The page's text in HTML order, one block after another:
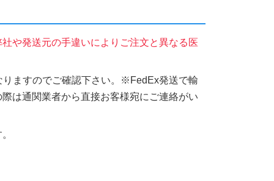
や発送元の手違いによりご注文と異なる医
ますのでご確認下さい。※FedEx発送で輸
は通関業者から直接お客様宛にご連絡がい